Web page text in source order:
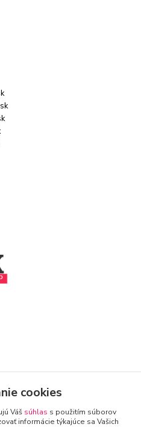
cookies
Váš súhlas s použitím súborov
informácie týkajúce sa Vašich